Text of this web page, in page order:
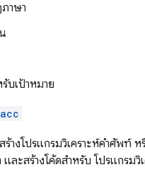
าษา
บเป้าหมาย
างโปรแกรมวิเคราะห์คำศัพท์
ะสร้างโค้ดสำหรับ โปรแกรมวิ